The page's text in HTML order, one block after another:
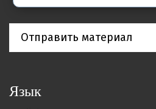
Отправить материал
Язык